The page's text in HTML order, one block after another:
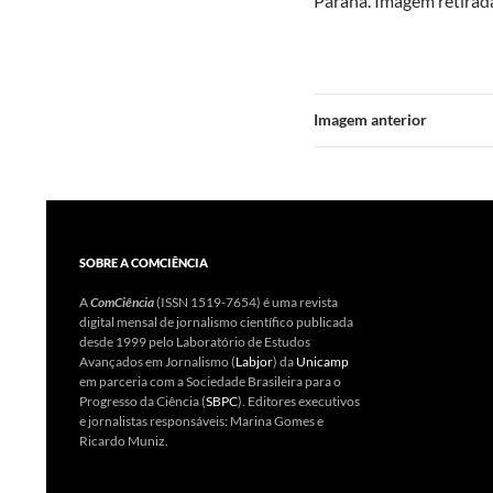
Imagem anterior
SOBRE A COMCIÊNCIA
AComCiência(ISSN 1519-7654) é uma revista
digital mensal de jornalismo científico publicada
desde 1999 pelo Laboratório de Estudos
Avançados em Jornalismo (Labjor) da Unicamp
em parceria com a Sociedade Brasileira para o
Progresso da Ciência (SBPC). Editores executivos
e jornalistas responsáveis: Marina Gomes e
Ricardo Muniz.